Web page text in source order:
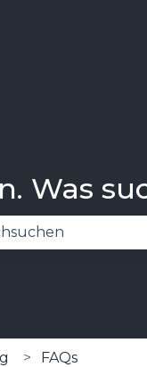
Was
das Suchfeld leer
FAQs